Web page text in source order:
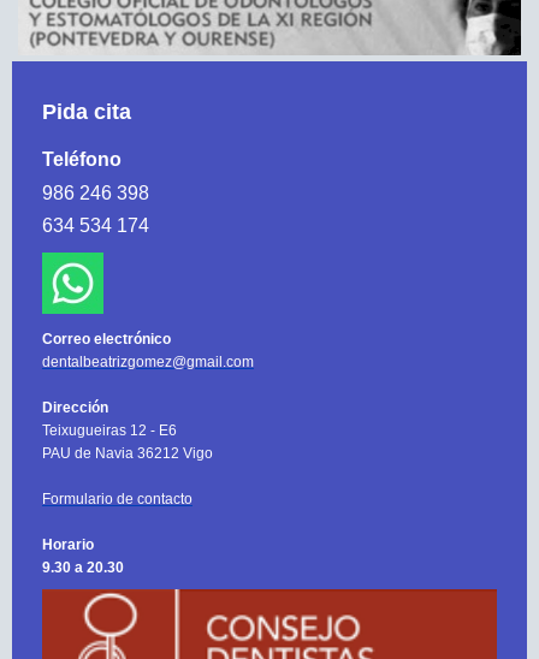
Pida cita
Teléfono
986 246 398
634 534 174
Correo electrónico
dentalbeatrizgomez@gmail.com
Dirección
Teixugueiras 12 - E6
PAU de Navia 36212 Vigo
Formulario de contacto
Horario
9.30 a 20.30